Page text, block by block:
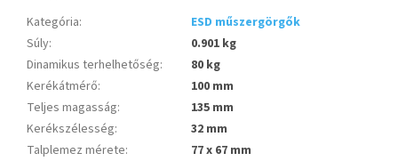
Kategória:
ESD műszergörgők
Súly:
0.901 kg
Dinamikus terhelhetőség:
80 kg
Kerékátmérő:
100 mm
Teljes magasság:
135 mm
Kerékszélesség:
32 mm
Talplemez mérete:
77 x 67 mm